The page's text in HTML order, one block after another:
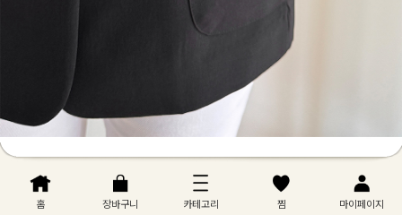
홈 장바구니 카테고리 찜 마이페이지